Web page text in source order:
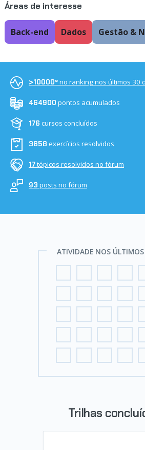
Áreas de interesse
Back-end Dados Gestão &
>10000ºno ranking nos últimos 30
464900 pontos acumulados
176 cursos concluídos
3658 exercícios resolvidos
17tópicos resolvidos no fórum
93 posts no fórum
ATIVIDADE NOS
Trilhas